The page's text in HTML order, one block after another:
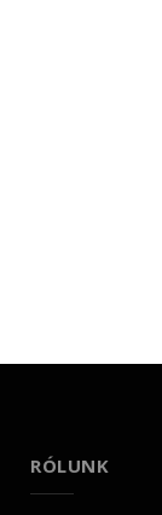
RÓLUNK